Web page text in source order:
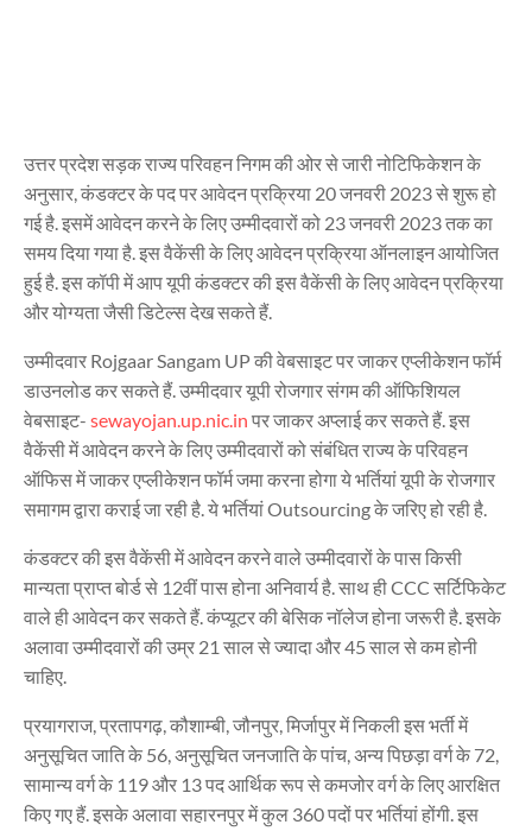
उत्तर प्रदेश सड़क राज्य परिवहन निगम की ओर से जारी नोटिफिकेशन के
अनुसार, कंडक्टर के पद पर आवेदन प्रक्रिया 20 जनवरी 2023 से शुरू हो
गई है. इसमें आवेदन करने के लिए उम्मीदवारों को 23 जनवरी 2023 तक का
समय दिया गया है. इस वैकेंसी के लिए आवेदन प्रक्रिया ऑनलाइन आयोजित
हुई है. इस कॉपी में आप यूपी कंडक्टर की इस वैकेंसी के लिए आवेदन प्रक्रिया
और योग्यता जैसी डिटेल्स देख सकते हैं.
उम्मीदवार Rojgaar Sangam UP की वेबसाइट पर जाकर एप्लीकेशन फॉर्म
डाउनलोड कर सकते हैं. उम्मीदवार यूपी रोजगार संगम की ऑफिशियल
वेबसाइट- sewayojan.up.nic.in पर जाकर अप्लाई कर सकते हैं. इस
वैकेंसी में आवेदन करने के लिए उम्मीदवारों को संबंधित राज्य के परिवहन
ऑफिस में जाकर एप्लीकेशन फॉर्म जमा करना होगा ये भर्तियां यूपी के रोजगार
समागम द्वारा कराई जा रही है. ये भर्तियां Outsourcing के जरिए हो रही है.
कंडक्टर की इस वैकेंसी में आवेदन करने वाले उम्मीदवारों के पास किसी
मान्यता प्राप्त बोर्ड से 12वीं पास होना अनिवार्य है. साथ ही CCC सर्टिफिकेट
वाले ही आवेदन कर सकते हैं. कंप्यूटर की बेसिक नॉलेज होना जरूरी है. इसके
अलावा उम्मीदवारों की उम्र 21 साल से ज्यादा और 45 साल से कम होनी
चाहिए.
प्रयागराज, प्रतापगढ़, कौशाम्बी, जौनपुर, मिर्जापुर में निकली इस भर्ती में
अनुसूचित जाति के 56, अनुसूचित जनजाति के पांच, अन्य पिछड़ा वर्ग के 72,
सामान्य वर्ग के 119 और 13 पद आर्थिक रूप से कमजोर वर्ग के लिए आरक्षित
किए गए हैं. इसके अलावा सहारनपुर में कुल 360 पदों पर भर्तियां होंगी. इस